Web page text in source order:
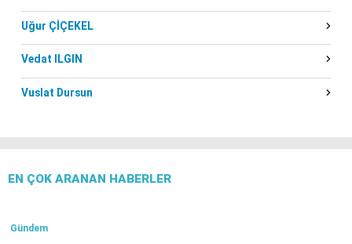
Uğur ÇİÇEKEL
Vedat ILGIN
Vuslat Dursun
EN ÇOK ARANAN HABERLER
Gündem